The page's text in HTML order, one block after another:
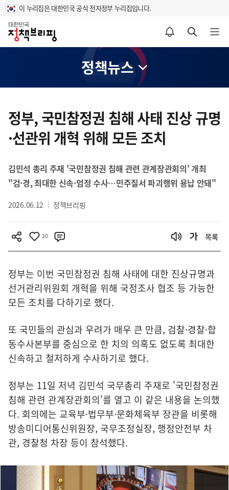
이 누리집은 대한민국 공식 전자정부 누리집입니다.
홈
알림설정 바로가기 검색 바로가기 메뉴 열기
정책뉴스
텐
츠
영
정부, 국민참정권 침해 사태 진상 규명
·선관위 개혁 위해 모든 조치
김민석 총리 주재 '국민참정권 침해 관련 관계장관회의' 개최
"검·경, 최대한 신속·엄정 수사…민주질서 파괴행위 용납 안돼"
2026.06.12 정책브리핑
20 목록
정부는 이번 국민참정권 침해 사태에 대한 진상규명과
선거관리위원회 개혁을 위해 국정조사 협조 등 가능한
모든 조치를 다하기로 했다.
또 국민들의 관심과 우려가 매우 큰 만큼, 검찰·경찰·합
동수사본부를 중심으로 한 치의 의혹도 없도록 최대한
신속하고 철저하게 수사하기로 했다.
정부는 11일 저녁 김민석 국무총리 주재로 '국민참정권
침해 관련 관계장관회의'를 열고 이 같은 내용을 논의했
다. 회의에는 교육부·법무부·문화체육부 장관을 비롯해
방송미디어통신위원장, 국무조정실장, 행정안전부 차
관, 경찰청 차장 등이 참석했다.